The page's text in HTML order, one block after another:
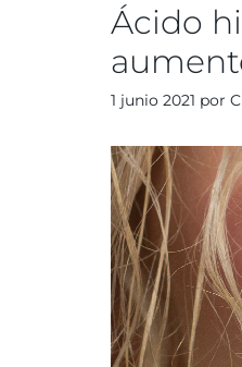
Ácido
1 junio 2021 por